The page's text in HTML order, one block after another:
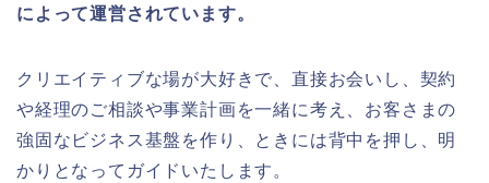
によって運営されています。
クリエイティブな場が大好きで、直接お会いし、契約
や経理のご相談や事業計画を一緒に考え、お客さまの
強固なビジネス基盤を作り、ときには背中を押し、明
かりとなってガイドいたします。